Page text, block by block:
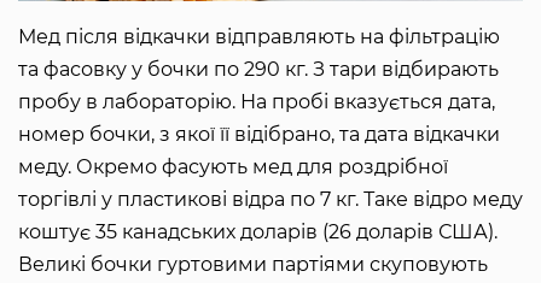
Мед після відкачки відправляють на фільтрацію
та фасовку у бочки по 290 кг. З тари відбирають
пробу в лабораторію. На пробі вказується дата,
номер бочки, з якої її відібрано, та дата відкачки
меду. Окремо фасують мед для роздрібної
торгівлі у пластикові відра по 7 кг. Таке відро меду
коштує 35 канадських доларів (26 доларів США).
Великі бочки гуртовими партіями скуповують